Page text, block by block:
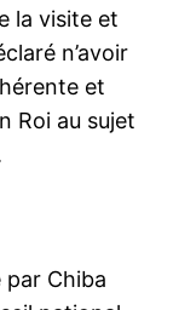
la visite et
n’avoir
et
Roi au sujet
par Chiba